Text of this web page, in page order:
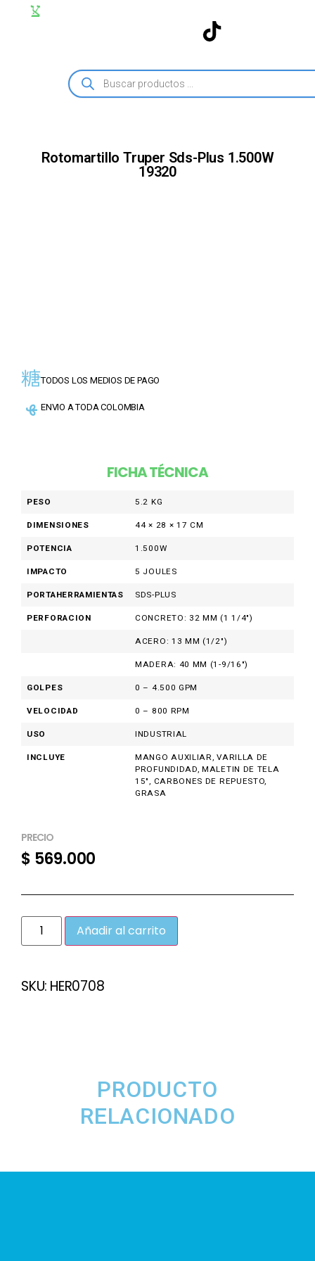
Rotomartillo Truper Sds-Plus 1.500W
19320
TODOS LOS MEDIOS DE PAGO
ENVIO A TODA COLOMBIA
FICHA TÉCNICA
PESO 5.2 KG
DIMENSIONES 44 × 28 × 17 CM
POTENCIA 1.500W
IMPACTO 5 JOULES
PORTAHERRAMIENTAS SDS-PLUS
PERFORACION CONCRETO: 32 MM (1 1/4")
ACERO: 13 MM (1/2")
MADERA: 40 MM (1-9/16")
GOLPES 0 – 4.500 GPM
VELOCIDAD 0 – 800 RPM
USO INDUSTRIAL
INCLUYE
MANGO AUXILIAR, VARILLA DE
PROFUNDIDAD, MALETIN DE TELA
15", CARBONES DE REPUESTO,
GRASA
PRECIO
$ 569.000
Añadir al carrito
SKU: HER0708
PRODUCTO
RELACIONADO